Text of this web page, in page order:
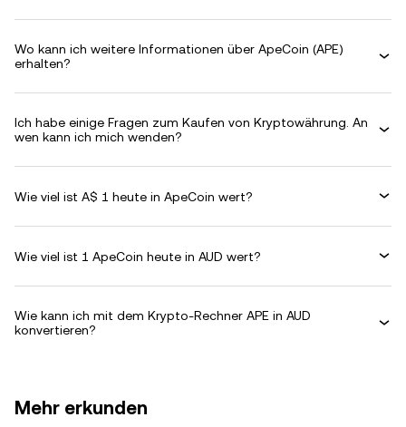
Wo kann ich weitere Informationen über ApeCoin (APE)
erhalten?
Ich habe einige Fragen zum Kaufen von Kryptowährung. An
wen kann ich mich wenden?
Wie viel ist A$ 1 heute in ApeCoin wert?
Wie viel ist 1 ApeCoin heute in AUD wert?
Wie kann ich mit dem Krypto-Rechner APE in AUD
konvertieren?
Mehr erkunden